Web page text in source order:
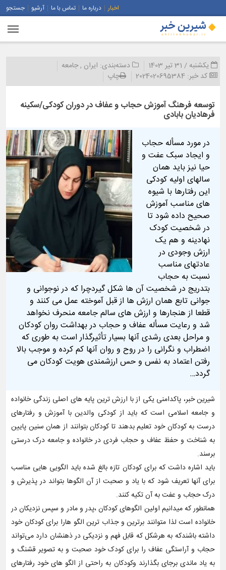
اخبار درباره ما تماس با ما آرشیو جستجو
یکشنبه / 31 تیر 1403 دسته‌بندی: ایران ,جامعه
کد خبر: 2024020695384 چاپ
توسعه فرهنگ آموزش حجاب و عفاف در دوران کودکی/سکینه
فرهادیان بابادی
در مورد مسأله حجاب
و ایجاد سبک عفت و
حیا نیز باید همان
سالهای اولیه کودکی
این رفتارها با شیوه
های مناسب آموزش
صحیح داده شود تا
در شخصیت کودک
نهادینه و هم یک
ارزش وجودی در
عادتهای مناسب
نسبت به حجاب
بتدریج در شخصیت آن ها شکل گیردچرا که در نوجوانی و
جوانی تابع همان ارزش ها از قبل آموخته عمل می کنند و
قطعا از هنجارها و ارزش های سالم جامعه منحرف نخواهد
شد و رعایت مسأله عفاف و حجاب در بهداشت روان کودکان
و مراحل بعدی رشدی آنها بسیار تأثیرگذار است به طوری که
اضطراب و نگرانی را در روح و روان آنها کم کرده و موجب بالا
رفتن اعتماد به نفس و حس ارزشمندی هویت کودکان می
گردد…
شیرین خبر، پاکدامنی یکی از با ارزش ترین پایه های اصلی زندگی خانواده
و جامعه اسلامی است که باید از کودکی والدین با آموزش و رفتار‌های
درست به کودکان خود تعلیم بدهند تا کودکان بتوانند از همان سنین پایین
به شناخت و حفظ عفاف و حجاب فردی در خانواده و جامعه درک درستی
برسند.
باید اشاره داشت که برای کودکان تازه بالغ شده باید الگویی هایی مناسب
برای آنها تعریف شود که با یاد و صحبت از آن الگوها بتواند در پذیرش و
درک حجاب و عفت به آن تکیه کنند.
همانطور که میدانیم اولین الگوهای کودکان ،پدر و مادر و سپس نزدیکان در
خانواده است لذا متوانند برترین و جذاب ترین الگو هارا برای کودکان خود
داشته باشندکه به هرشکل که قابل فهم و نزدیکی در ذهنشان دارد می‌تواند
حجاب و آراستگی عفاف را برای کودک خود صحبت و به تصویر قشنگ و
به یاد ماندی برجای بگذارند وکودکان به راحتی از الگو های خود رفتار‌های